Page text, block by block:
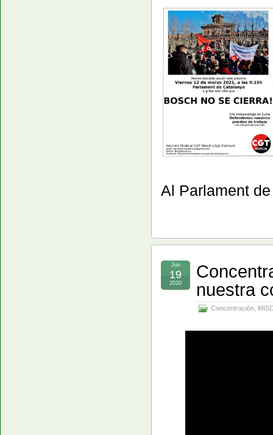
Al Parlament
nuestra
Concentración
Jun
19
2020